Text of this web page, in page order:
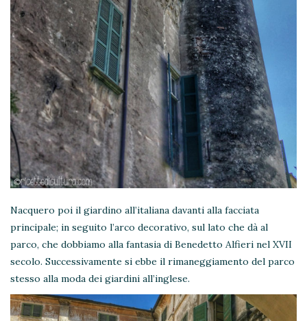
Nacquero poi il giardino all’italiana davanti alla facciata
principale; in seguito l’arco decorativo, sul lato che dà al
parco, che dobbiamo alla fantasia di Benedetto Alfieri nel XVII
secolo. Successivamente si ebbe il rimaneggiamento del parco
stesso alla moda dei giardini all’inglese.